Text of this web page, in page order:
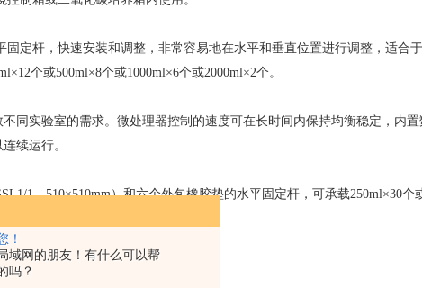
！
域网的朋友！有什么可以帮
吗？
定杆，快速安装和调整，非常容易地在水平和垂直位置进行调整，适合
个或500ml×8个或1000ml×6个或2000ml×2个。
同实验室的需求。微处理器控制的速度可在长时间内保持均衡稳定，内
续运行。
1，510×510mm）和六个外包橡胶垫的水平固定杆，可承载250ml×30个
。